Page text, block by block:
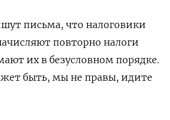
письма, что налоговики
повторно налоги
их в безусловном порядке.
быть, мы не правы, идите